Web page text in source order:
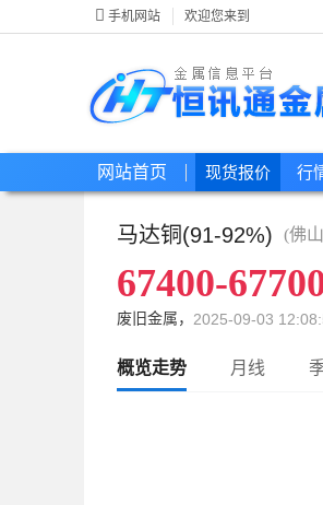
手机网站 欢迎您来到
网站首页 现货报价 行
马达铜(91-92%) (佛
67400-
废旧金属， 2025-09-03
概览走势 月线